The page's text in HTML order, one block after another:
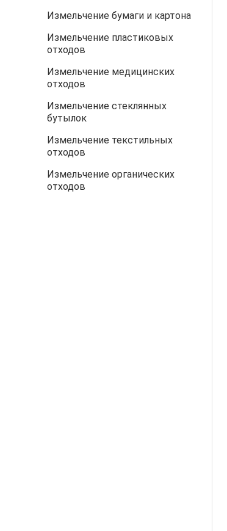
Измельчение бумаги и картона
Измельчение пластиковых
отходов
Измельчение медицинских
отходов
Измельчение стеклянных
бутылок
Измельчение текстильных
отходов
Измельчение органических
отходов